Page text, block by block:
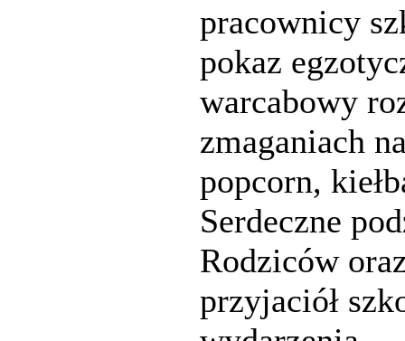
pracownicy
pokaz
warcabowy
zmaganiach
popcorn,
Serdeczne
Rodziców
przyjaciół